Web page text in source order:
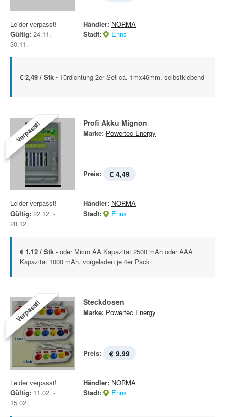
Leider verpasst!
Gültig: 24.11. -
30.11.
Händler: NORMA
Stadt:
Enns
€ 2,49 / Stk - Türdichtung 2er Set ca. 1mx46mm, selbstklebend
Verpasst! Profi Akku Mignon
Marke: Powertec Energy
Preis: € 4,49
Leider verpasst!
Gültig: 22.12. -
28.12.
Händler: NORMA
Stadt:
Enns
€ 1,12 / Stk - oder Micro AA Kapazität 2500 mAh oder AAA
Kapazität 1000 mAh, vorgeladen je 4er Pack
Verpasst! Steckdosen
Marke: Powertec Energy
Preis: € 9,99
Leider verpasst!
Gültig: 11.02. -
15.02.
Händler: NORMA
Stadt:
Enns